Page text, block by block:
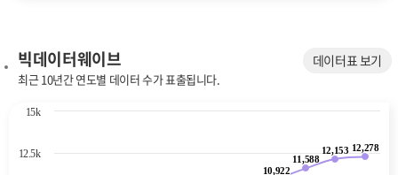
빅데이터웨이브
최근 10년간 연도별 데이터 수가 표출됩니다.
데이터표 보기
Chart
The chart has 1 X axis displaying categories.
The chart has 1 Y axis displaying values. Data ranges from 4410 to
10,922
10,922
11,588
11,588
12,153
12,153 12,278
12,278
12.5k
15k